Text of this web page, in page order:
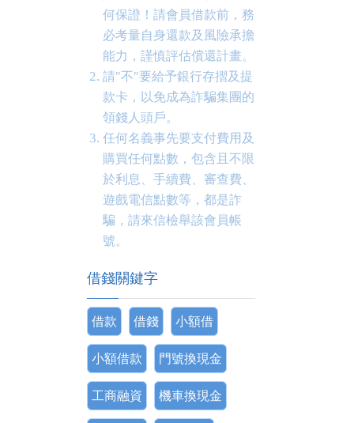
何保證！請會員借款前，務
必考量自身還款及風險承擔
能力，謹慎評估償還計畫。
請"不"要給予銀行存摺及提
款卡，以免成為詐騙集團的
領錢人頭戶。
任何名義事先要支付費用及
購買任何點數，包含且不限
於利息、手續費、審查費、
遊戲電信點數等，都是詐
騙，請來信檢舉該會員帳
號。
借錢關鍵字
借款 借錢 小額借
小額借款 門號換現金
工商融資 機車換現金